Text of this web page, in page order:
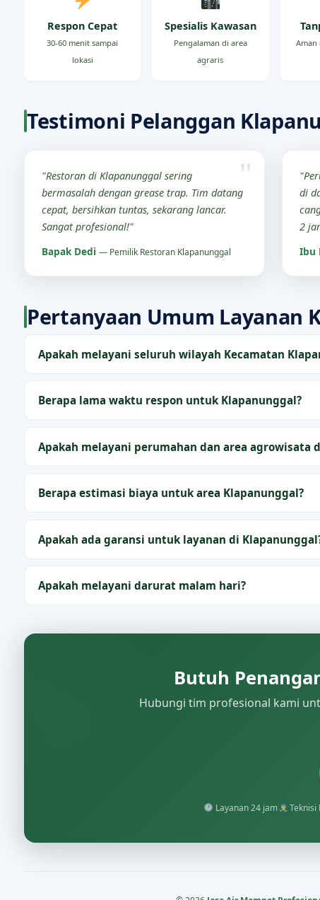
Respon Cepat
30-60 menit sampai
lokasi
Spesialis Kawasan
Pengalaman di area
agraris
Aman
Testimoni Pelanggan
"Restoran di Klapanunggal sering
bermasalah dengan grease trap. Tim datang
cepat, bersihkan tuntas, sekarang lancar.
Sangat profesional!"
Bapak Dedi — Pemilik Restoran Klapanunggal
di
2
Ibu
Pertanyaan Umum Layanan
Apakah melayani seluruh wilayah Kecamatan
Berapa lama waktu respon untuk Klapanunggal?
Apakah melayani perumahan dan area agrowisata
Berapa estimasi biaya untuk area Klapanunggal?
Apakah ada garansi untuk layanan di
Apakah melayani darurat malam hari?
Butuh
Hubungi tim profesional kami
Layanan 24 jam Teknisi